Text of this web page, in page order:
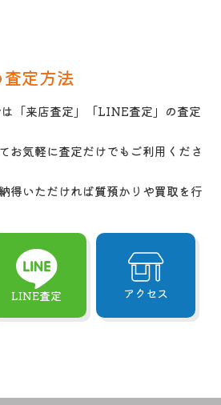
定方法
「来店査定」「LINE査定」の査定
お気軽に査定だけでもご利用くださ
得いただければ質預かりや買取を行
LINE査定 アクセス